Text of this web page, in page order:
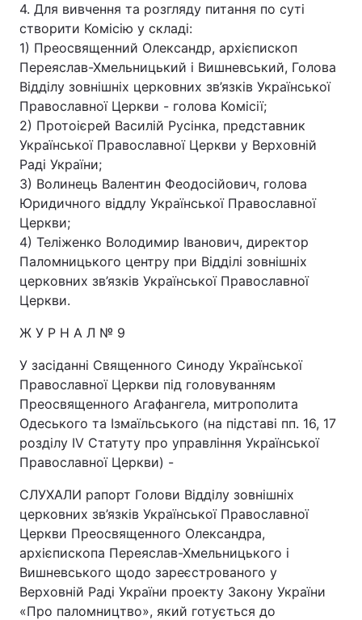
4. Для вивчення та розгляду питання по суті
створити Комісію у складі:
1) Преосвященний Олександр, архієпископ
Переяслав-Хмельницький і Вишневський, Голова
Відділу зовнішніх церковних зв’язків Української
Православної Церкви - голова Комісії;
2) Протоієрей Василій Русінка, представник
Української Православної Церкви у Верховній
Раді України;
3) Волинець Валентин Феодосійович, голова
Юридичного віддлу Української Православної
Церкви;
4) Теліженко Володимир Іванович, директор
Паломницького центру при Відділі зовнішніх
церковних зв’язків Української Православної
Церкви.
Ж У Р Н А Л № 9
У засіданні Священного Синоду Української
Православної Церкви під головуванням
Преосвященного Агафангела, митрополита
Одеського та Ізмаїльського (на підставі пп. 16, 17
розділу IV Статуту про управління Української
Православної Церкви) -
СЛУХАЛИ рапорт Голови Відділу зовнішніх
церковних зв’язків Української Православної
Церкви Преосвященного Олександра,
архієпископа Переяслав-Хмельницького і
Вишневського щодо зареєстрованого у
Верховній Раді України проекту Закону України
«Про паломництво», який готується до